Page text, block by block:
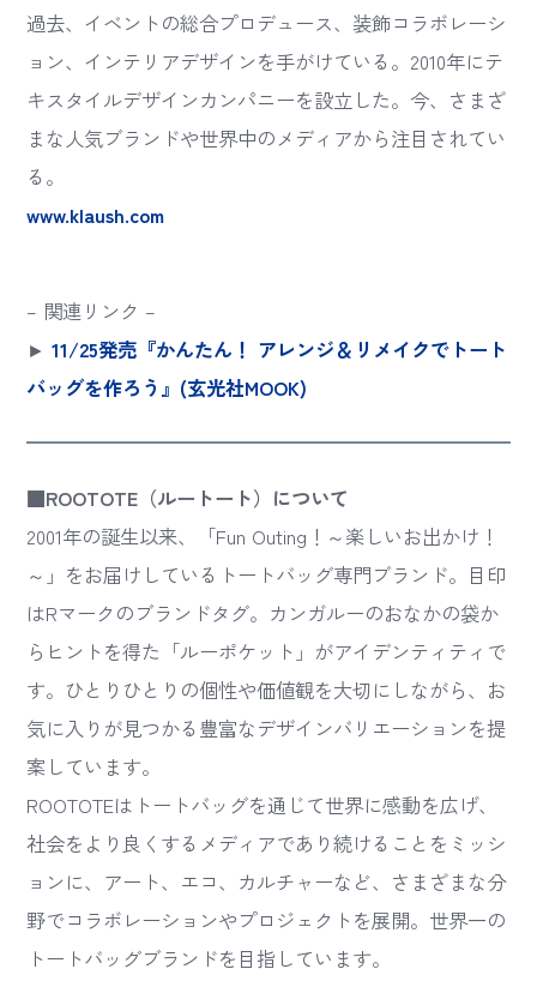
過去、イベントの総合プロデュース、装飾コラボレーシ
ョン、インテリアデザインを手がけている。2010年にテ
キスタイルデザインカンパニーを設立した。今、さまざ
まな人気ブランドや世界中のメディアから注目されてい
る。
www.klaush.com
– 関連リンク –
►11/25発売『かんたん！ アレンジ＆リメイクでトート
バッグを作ろう』(玄光社MOOK)
■ROOTOTE（ルートート）について
2001年の誕生以来、「Fun Outing！～楽しいお出かけ！
～」をお届けしているトートバッグ専門ブランド。目印
はRマークのブランドタグ。カンガルーのおなかの袋か
らヒントを得た「ルーポケット」がアイデンティティで
す。ひとりひとりの個性や価値観を大切にしながら、お
気に入りが見つかる豊富なデザインバリエーションを提
案しています。
ROOTOTEはトートバッグを通じて世界に感動を広げ、
社会をより良くするメディアであり続けることをミッシ
ョンに、アート、エコ、カルチャーなど、さまざまな分
野でコラボレーションやプロジェクトを展開。世界一の
トートバッグブランドを目指しています。